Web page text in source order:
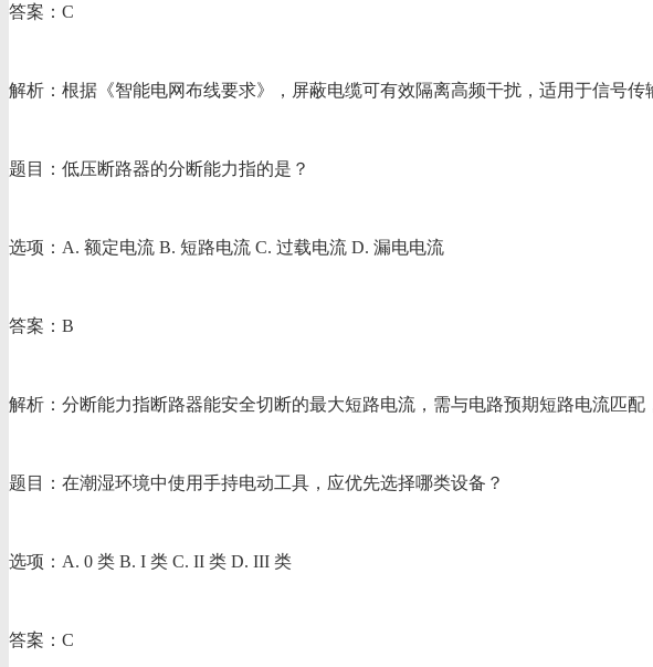
答案：C
解析：根据《智能电网布线要求》，屏蔽电缆可有效隔离高频干扰，适用于信号传
题目：低压断路器的分断能力指的是？
选项：A. 额定电流 B. 短路电流 C. 过载电流 D. 漏电电流
答案：B
解析：分断能力指断路器能安全切断的最大短路电流，需与电路预期短路电流匹配
题目：在潮湿环境中使用手持电动工具，应优先选择哪类设备？
选项：A. 0 类 B. I 类 C. II 类 D. III 类
答案：C